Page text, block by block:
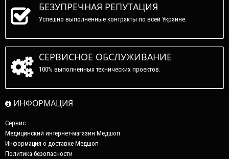
БЕЗУПРЕЧНАЯ РЕПУТАЦИЯ
Успешно выполненные контракты по всей Украине.
СЕРВИСНОЕ ОБСЛУЖИВАНИЕ
100% выполненных технических проектов.
ИНФОРМАЦИЯ
Сервис
Медицинский интернет-магазин Медшоп
Информация о доставке Медшоп
Политика безопасности